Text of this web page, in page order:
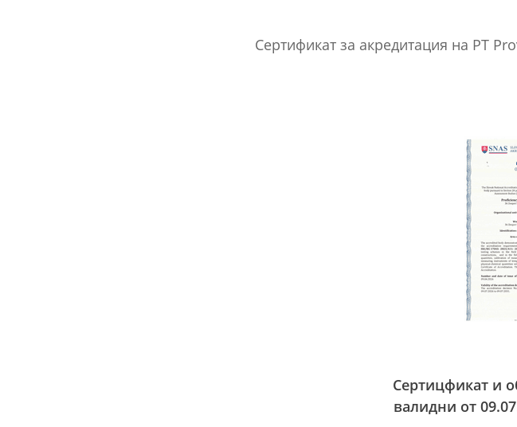
Сертификат за акредитация на PT
Сертицфикат и
валидни от